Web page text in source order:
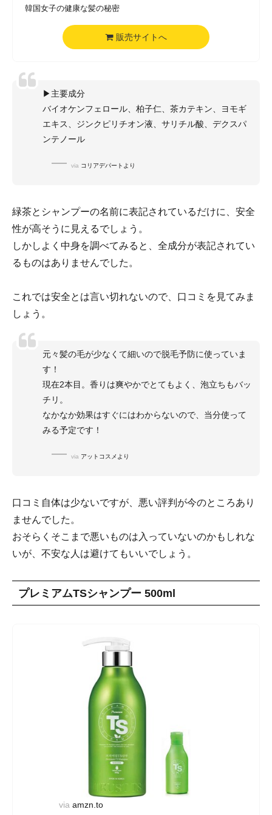
韓国女子の健康な髪の秘密
販売サイトへ
▶主要成分
バイオケンフェロール、柏子仁、茶カテキン、ヨモギ
エキス、ジンクピリチオン液、サリチル酸、デクスパ
ンテノール
via コリアデパートより
緑茶とシャンプーの名前に表記されているだけに、安全
性が高そうに見えるでしょう。
しかしよく中身を調べてみると、全成分が表記されてい
るものはありませんでした。
これでは安全とは言い切れないので、口コミを見てみま
しょう。
元々髪の毛が少なくて細いので脱毛予防に使っていま
す！
現在2本目。香りは爽やかでとてもよく、泡立ちもバッ
チリ。
なかなか効果はすぐにはわからないので、当分使って
みる予定です！
via アットコスメより
口コミ自体は少ないですが、悪い評判が今のところあり
ませんでした。
おそらくそこまで悪いものは入っていないのかもしれな
いが、不安な人は避けてもいいでしょう。
プレミアムTSシャンプー 500ml
via amzn.to